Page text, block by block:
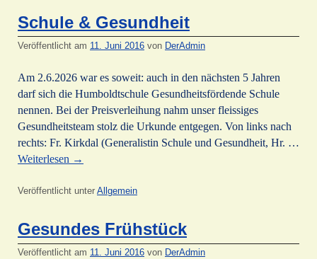
Schule & Gesundheit
Veröffentlicht am 11. Juni 2016 von DerAdmin
Am 2.6.2026 war es soweit: auch in den nächsten 5 Jahren
darf sich die Humboldtschule Gesundheitsfördende Schule
nennen. Bei der Preisverleihung nahm unser fleissiges
Gesundheitsteam stolz die Urkunde entgegen. Von links nach
rechts: Fr. Kirkdal (Generalistin Schule und Gesundheit, Hr. …
Weiterlesen →
Veröffentlicht unter Allgemein
Gesundes Frühstück
Veröffentlicht am 11. Juni 2016 von DerAdmin